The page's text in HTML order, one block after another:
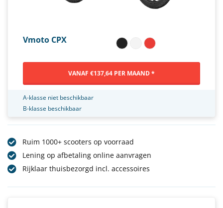
Vmoto CPX
VANAF €137,64 PER MAAND *
A-klasse niet beschikbaar
B-klasse beschikbaar
Ruim 1000+ scooters op voorraad
Lening op afbetaling online aanvragen
Rijklaar thuisbezorgd incl. accessoires